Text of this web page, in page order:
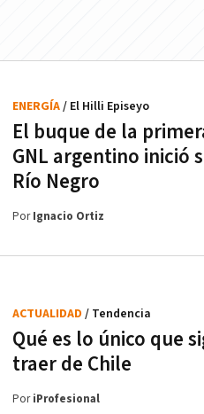
El buque de la
GNL argentino inició
Río Negro
ENERGÍA/ El Hilli Episeyo
PorIgnacio Ortiz
Qué es lo único que
traer de Chile
ACTUALIDAD / Tendencia
PoriProfesional